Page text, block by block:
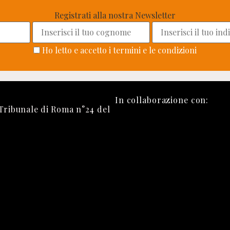
Registrati alla nostra Newsletter
Ho letto e accetto i termini e le condizioni
di Roma n°24 del
In collaborazione con: